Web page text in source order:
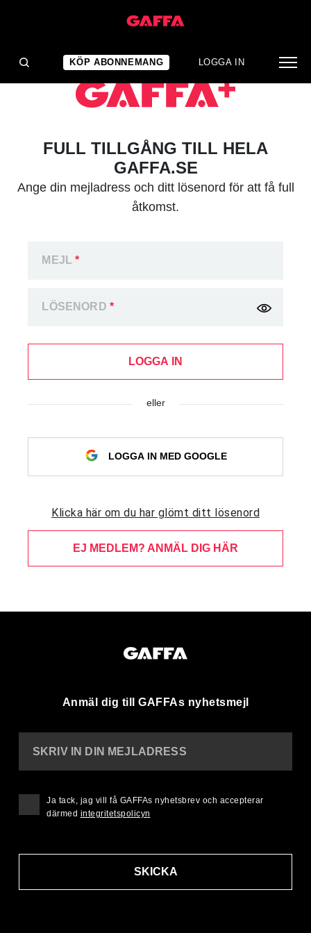
KÖP ABONNEMANG LOGGA IN
FULL TILLGÅNG TILL HELA
GAFFA.SE
Ange din mejladress och ditt lösenord för att få full
åtkomst.
MEJL*
LÖSENORD *
LOGGA IN
eller
LOGGA IN MED GOOGLE
Klicka här om du har glömt ditt lösenord
EJ MEDLEM? ANMÄL DIG HÄR
Anmäl dig till GAFFAs nyhetsmejl
SKRIV IN DIN MEJLADRESS
SKICKA
Ja tack, jag vill få GAFFAs nyhetsbrev och accepterar
därmed integritetspolicyn